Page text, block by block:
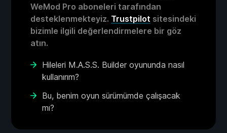
WeMod Pro aboneleri tarafından
desteklenmekteyiz. Trustpilot sitesindeki
bizimle ilgili değerlendirmelere bir göz
atın.
Hileleri M.A.S.S. Builder oyununda nasıl
kullanırım?
Bu, benim oyun sürümümde çalışacak
mı?